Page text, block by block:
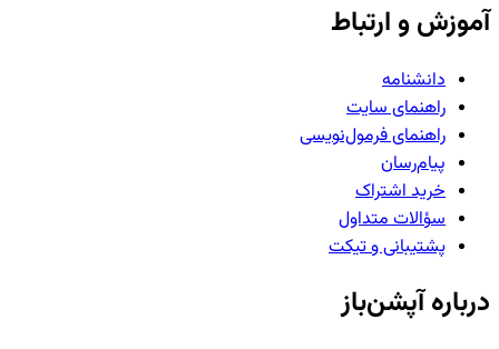
آموزش و ارتباط
دانشنامه
راهنمای سایت
راهنمای فرمول‌نویسی
پیام‌رسان
خرید اشتراک
سؤالات متداول
پشتیبانی و تیکت
درباره آپشن‌باز